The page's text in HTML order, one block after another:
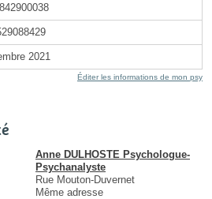
2021
Éditer les informations de mon psy
Anne DULHOSTE Psychologue-
Psychanalyste
Rue Mouton-Duvernet
Même adresse